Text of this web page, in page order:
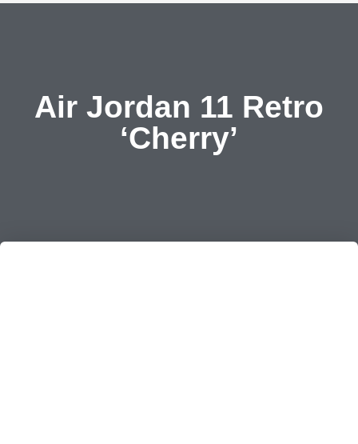
Air Jordan 11 Retro
‘Cherry’